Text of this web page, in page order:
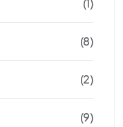
(1)
(8)
(2)
(9)